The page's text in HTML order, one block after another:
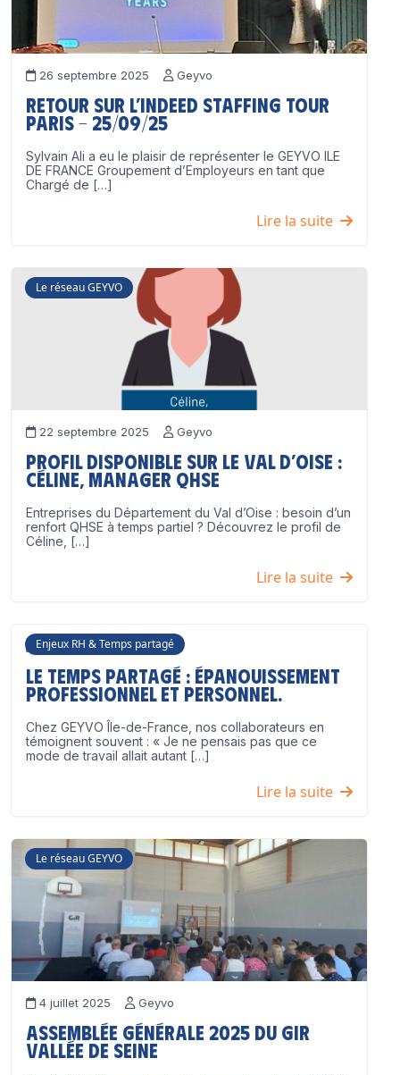
26 septembre 2025 Geyvo
Retour sur l’Indeed Staffing Tour
Paris – 25/09/25
Sylvain Ali a eu le plaisir de représenter le GEYVO ILE
DE FRANCE Groupement d’Employeurs en tant que
Chargé de […]
Lire la suite
Le réseau GEYVO
22 septembre 2025 Geyvo
Profil disponible sur le Val d’Oise :
Céline, Manager QHSE
Entreprises du Département du Val d’Oise : besoin d’un
renfort QHSE à temps partiel ? Découvrez le profil de
Céline, […]
Lire la suite
Enjeux RH & Temps partagé
17 juillet 2025 Geyvo
Le temps partagé : épanouissement
professionnel ET personnel.
Chez GEYVO Île-de-France, nos collaborateurs en
témoignent souvent : « Je ne pensais pas que ce
mode de travail allait autant […]
Lire la suite
Le réseau GEYVO
4 juillet 2025 Geyvo
Assemblée Générale 2025 du GIR
Vallée de Seine